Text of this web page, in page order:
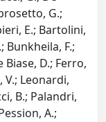
G.;
E.; Bartolini,
Bunkheila, F.;
Biase, D.; Ferro,
V.; Leonardi,
B.; Palandri,
A.;